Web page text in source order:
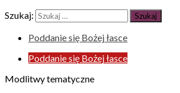
Szukaj:
Poddanie się Bożej łasce
Poddanie się Bożej łasce
Modlitwy tematyczne